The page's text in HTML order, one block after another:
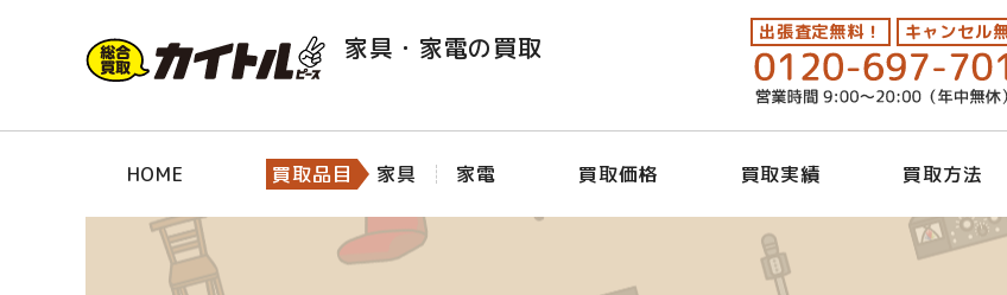
家具・家電の買取 出張査定無料！ キャンセル
HOME 買取品目 家具 家電 買取価格 買取実績 買取方法